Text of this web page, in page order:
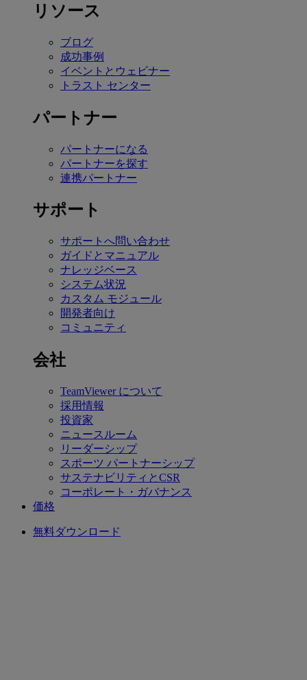
リソース
ブログ
成功事例
イベントとウェビナー
トラスト センター
パートナー
パートナーになる
パートナーを探す
連携パートナー
サポート
サポートへ問い合わせ
ガイドとマニュアル
ナレッジベース
システム状況
カスタム モジュール
開発者向け
コミュニティ
会社
TeamViewer について
採用情報
投資家
ニュースルーム
リーダーシップ
スポーツ パートナーシップ
サステナビリティとCSR
コーポレート・ガバナンス
価格
無料ダウンロード